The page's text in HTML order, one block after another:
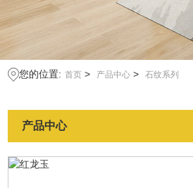
您的位置: 首页 > 产品中心 > 石纹系列
产品中心